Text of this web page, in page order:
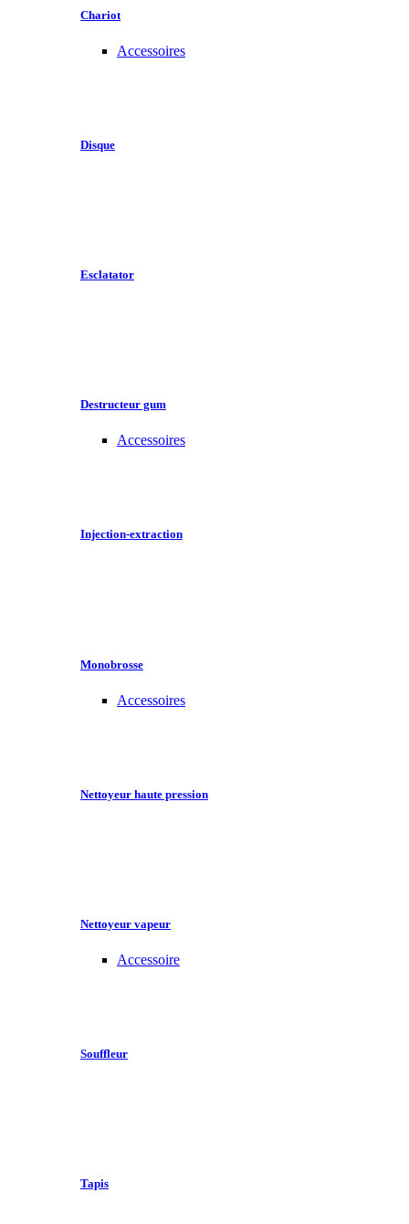
Chariot
Accessoires
Disque
Esclatator
Destructeur gum
Accessoires
Injection-extraction
Monobrosse
Accessoires
Nettoyeur haute pression
Nettoyeur vapeur
Accessoire
Souffleur
Tapis